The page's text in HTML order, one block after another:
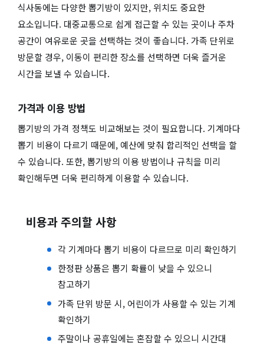
식사동에는 다양한 뽑기방이 있지만, 위치도 중요한
요소입니다. 대중교통으로 쉽게 접근할 수 있는 곳이나 주차
공간이 여유로운 곳을 선택하는 것이 좋습니다. 가족 단위로
방문할 경우, 이동이 편리한 장소를 선택하면 더욱 즐거운
시간을 보낼 수 있습니다.
가격과 이용 방법
뽑기방의 가격 정책도 비교해보는 것이 필요합니다. 기계마다
뽑기 비용이 다르기 때문에, 예산에 맞춰 합리적인 선택을 할
수 있습니다. 또한, 뽑기방의 이용 방법이나 규칙을 미리
확인해두면 더욱 편리하게 이용할 수 있습니다.
비용과 주의할 사항
각 기계마다 뽑기 비용이 다르므로 미리 확인하기
한정판 상품은 뽑기 확률이 낮을 수 있으니
참고하기
가족 단위 방문 시, 어린이가 사용할 수 있는 기계
확인하기
주말이나 공휴일에는 혼잡할 수 있으니 시간대